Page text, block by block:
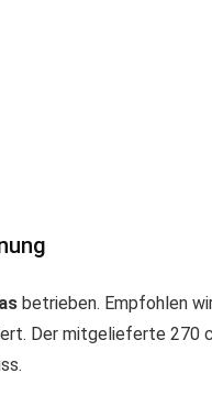
betrieben. Empfohlen
Der mitgelieferte 270